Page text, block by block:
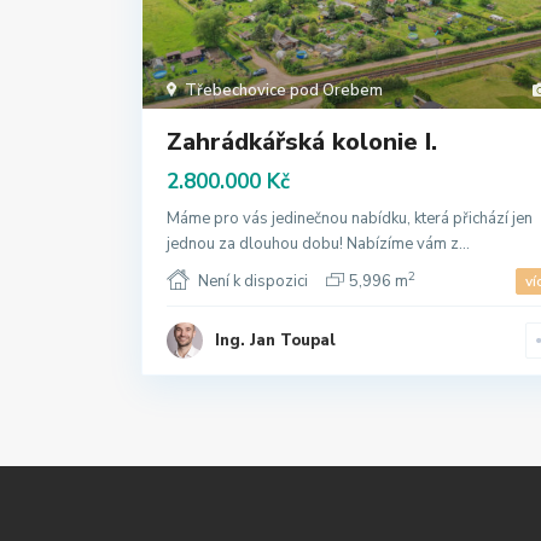
Třebechovice pod Orebem
Zahrádkářská kolonie I.
2.800.000 Kč
Máme pro vás jedinečnou nabídku, která přichází jen
jednou za dlouhou dobu! Nabízíme vám z...
Není k dispozici
5,996 m2
Ing. Jan Toupal